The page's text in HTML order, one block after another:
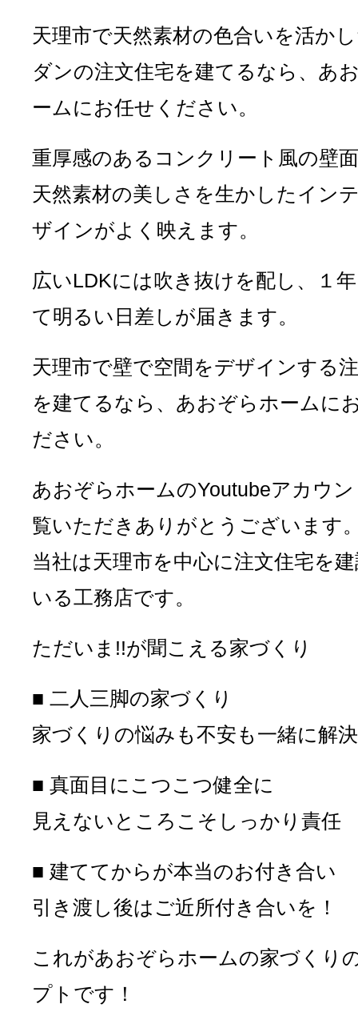
天理市で天然素材の色合いを活か
ダンの注文住宅を建てるなら、あ
ームにお任せください。
重厚感のあるコンクリート風の壁
天然素材の美しさを生かしたイン
ザインがよく映えます。
広いLDKには吹き抜けを配し、１
て明るい日差しが届きます。
天理市で壁で空間をデザインする
を建てるなら、あおぞらホームに
ださい。
あおぞらホームのYoutubeアカウ
覧いただきありがとうございます
当社は天理市を中心に注文住宅を
いる工務店です。
ただいま!!が聞こえる家づくり
■ 二人三脚の家づくり
家づくりの悩みも不安も一緒に解決
■ 真面目にこつこつ健全に
見えないところこそしっかり責任
■ 建ててからが本当のお付き合い
引き渡し後はご近所付き合いを！
これがあおぞらホームの家づくり
プトです！